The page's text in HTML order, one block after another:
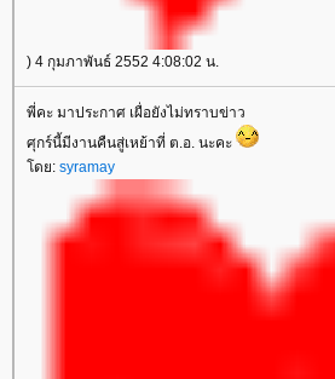
) 4 กุมภาพันธ์ 2552 4:08:02 น.
พี่คะ มาประกาศ เผื่อยังไม่ทราบข่าว
ศุกร์นี้มีงานคืนสู่เหย้าที่ ต.อ. นะคะ
ดย: syramay